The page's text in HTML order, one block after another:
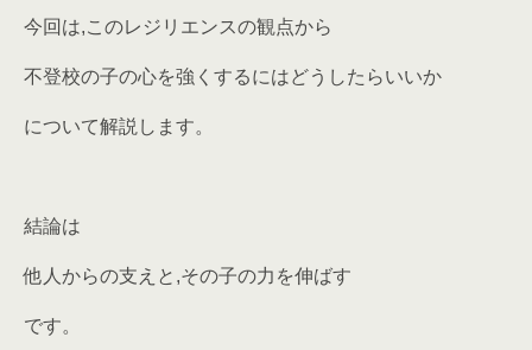
今回は,このレジリエンスの観点から
不登校の子の心を強くするにはどうしたらいいか
について解説します。
結論は
他人からの支えと,その子の力を伸ばす
です。